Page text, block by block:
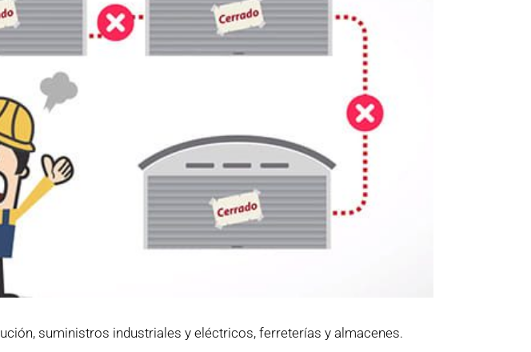
suministros industriales y eléctricos, ferreterías y almacenes.